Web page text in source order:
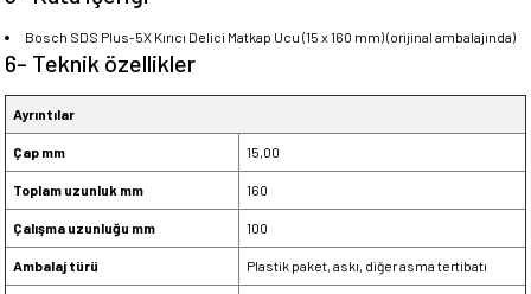
Bosch SDS Plus-5X Kırıcı Delici Matkap Ucu (15 x 160 mm) (orijinal ambalajında)
6- Teknik özellikler
Ayrıntılar
Çap mm 15,00
Toplam uzunluk mm 160
Çalışma uzunluğu mm 100
Ambalaj türü Plastik paket, askı, diğer asma tertibatı